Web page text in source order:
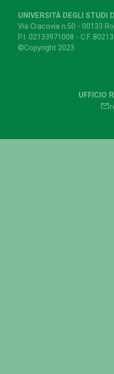
UNIVERSITÀ DEGLI STUDI
Via Cracovia n.50 - 00133
P.I. 02133971008 - C.F.
©Copyright 2023
UFFICIO